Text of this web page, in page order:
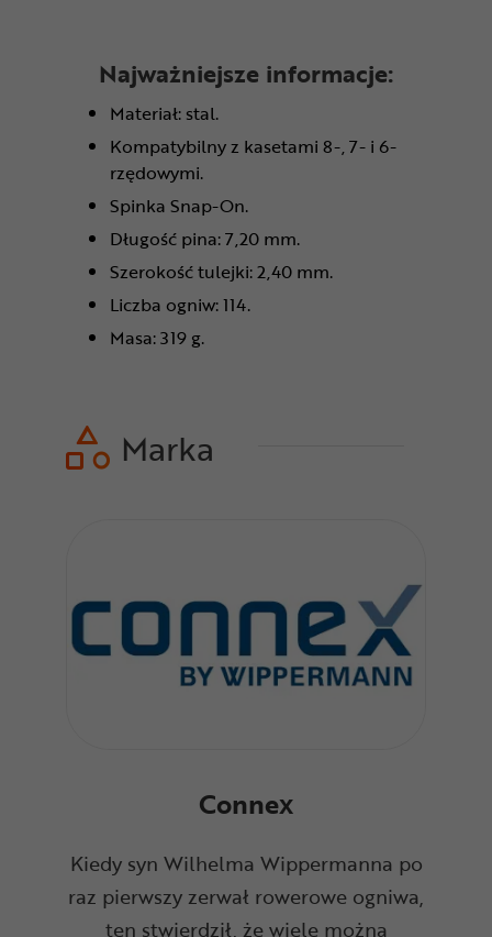
Najważniejsze informacje:
Materiał: stal.
Kompatybilny z kasetami 8-, 7- i 6-
rzędowymi.
Spinka Snap-On.
Długość pina: 7,20 mm.
Szerokość tulejki: 2,40 mm.
Liczba ogniw: 114.
Masa: 319 g.
Marka
Connex
Kiedy syn Wilhelma Wippermanna po
raz pierwszy zerwał rowerowe ogniwa,
ten stwierdził, że wiele można